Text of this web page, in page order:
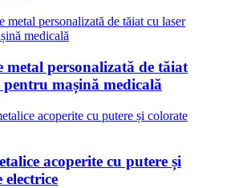
metal personalizată de tăiat
pentru mașină medicală
acoperite cu putere și
electrice